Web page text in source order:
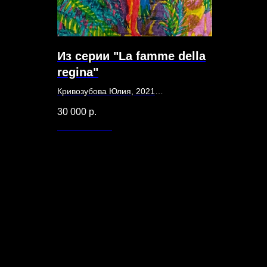
Из серии "La famme della
regina"
Кривозубова Юлия, 2021
Бумага, водный маркер
30 000 р.